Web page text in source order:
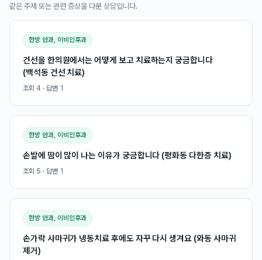
같은 주제 또는 관련 증상을 다룬 상담입니다.
한방 안과, 이비인후과
건선을 한의원에서는 어떻게 보고 치료하는지 궁금합니다
(백석동 건선 치료)
조회 4 · 답변 1
한방 안과, 이비인후과
손발에 땀이 많이 나는 이유가 궁금합니다 (평화동 다한증 치료)
조회 5 · 답변 1
한방 안과, 이비인후과
손가락 사마귀가 냉동치료 후에도 자꾸 다시 생겨요 (와동 사마귀
제거)